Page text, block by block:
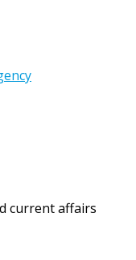
current affairs